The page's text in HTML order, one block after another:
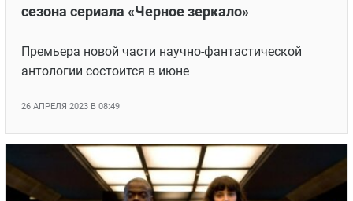
сезона сериала «Черное зеркало»
Премьера новой части научно-фантастической
антологии состоится в июне
26 АПРЕЛЯ 2023 В 08:49